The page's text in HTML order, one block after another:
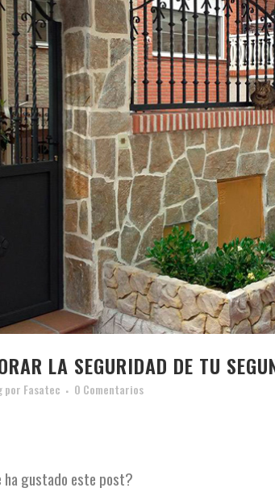
LA SEGURIDAD DE TU
por Fasatec 0 Comentarios
ha gustado este post?